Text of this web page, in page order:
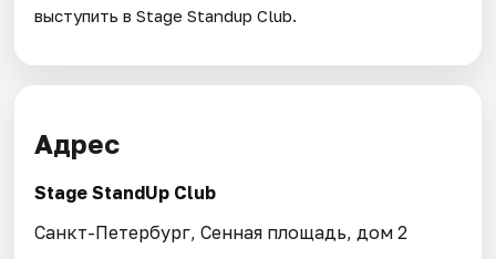
выступить в Stage Standup Club.
Адрес
Stage StandUp Club
Санкт-Петербург, Сенная площадь, дом 2